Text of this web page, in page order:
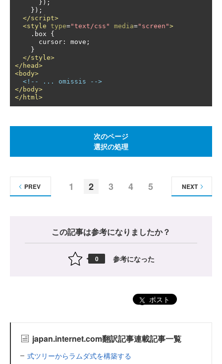
});
});
</script>
<style type="text/css" media="screen">
. box {
      cursor
: move ;
}
</style>
</head>
<body>
<!-- ... omissis -->
</body>
</html>
次のページ
選択の処理
1 2 3 4 5
PREV NEXT
この記事は参考になりましたか？
0 参考になった
ポスト
japan.internet.com翻訳記事連載記事一覧
式ツリーからラムダ式を構築する